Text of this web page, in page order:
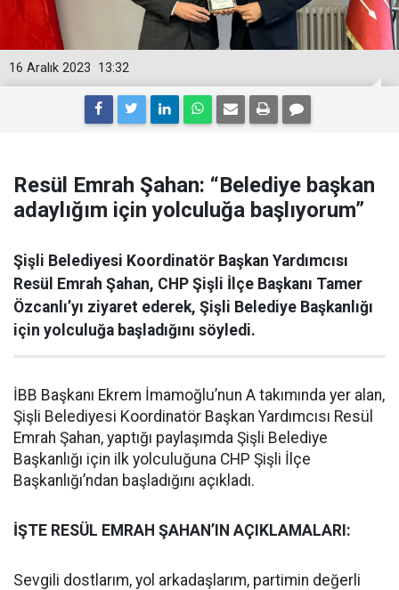
13:32
16 Aralık 2023
Resül Emrah Şahan: “Belediye başkan
adaylığım için yolculuğa başlıyorum”
Şişli Belediyesi Koordinatör Başkan Yardımcısı
Resül Emrah Şahan, CHP Şişli İlçe Başkanı Tamer
Özcanlı’yı ziyaret ederek, Şişli Belediye Başkanlığı
için yolculuğa başladığını söyledi.
İBB Başkanı Ekrem İmamoğlu’nun A takımında yer alan,
Şişli Belediyesi Koordinatör Başkan Yardımcısı Resül
Emrah Şahan, yaptığı paylaşımda Şişli Belediye
Başkanlığı için ilk yolculuğuna CHP Şişli İlçe
Başkanlığı’ndan başladığını açıkladı.
İŞTE RESÜL EMRAH ŞAHAN’IN AÇIKLAMALARI:
Sevgili dostlarım, yol arkadaşlarım, partimin değerli